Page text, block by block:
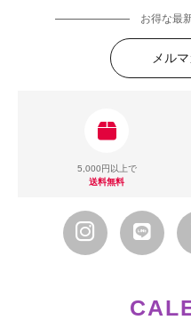
お得な最
メル
5,000円以上で
送料無料